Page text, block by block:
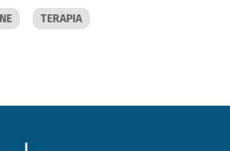
TERAPIA